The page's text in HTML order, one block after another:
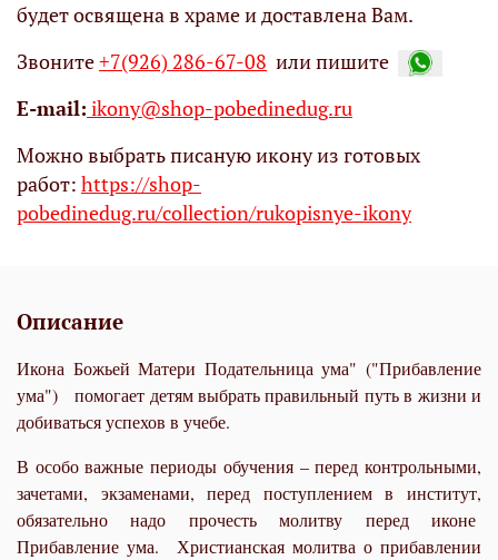
будет освящена в храме и доставлена Вам.
Звоните+7(926) 286-67-08 или пишите
Е-mail: ikony@shop-pobedinedug.ru
Можно выбрать писаную икону из готовых
работ: https://shop-
pobedinedug.ru/collection/rukopisnye-ikony
Описание
Икона Божьей Матери Подательница ума" ("Прибавление
ума") помогает детям выбрать правильный путь в жизни и
добиваться успехов в учебе.
В особо важные периоды обучения – перед контрольными,
зачетами, экзаменами, перед поступлением в институт,
обязательно надо прочесть молитву перед иконе
Прибавление ума. Христианская молитва о прибавлении